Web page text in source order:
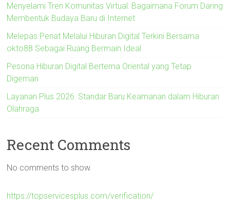
Menyelami Tren Komunitas Virtual: Bagaimana Forum Daring
Membentuk Budaya Baru di Internet
Melepas Penat Melalui Hiburan Digital Terkini Bersama
okto88 Sebagai Ruang Bermain Ideal
Pesona Hiburan Digital Bertema Oriental yang Tetap
Digemari
Layanan Plus 2026: Standar Baru Keamanan dalam Hiburan
Olahraga
Recent Comments
No comments to show.
https://topservicesplus.com/verification/